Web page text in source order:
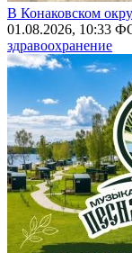
В Конаковском
01.08.2026, 10:33
здравоохранение